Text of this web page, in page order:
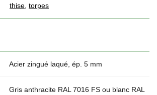
thise torpes
Acier zingué laqué, ép. 5 mm
Gris anthracite RAL 7016 FS ou blanc RAL